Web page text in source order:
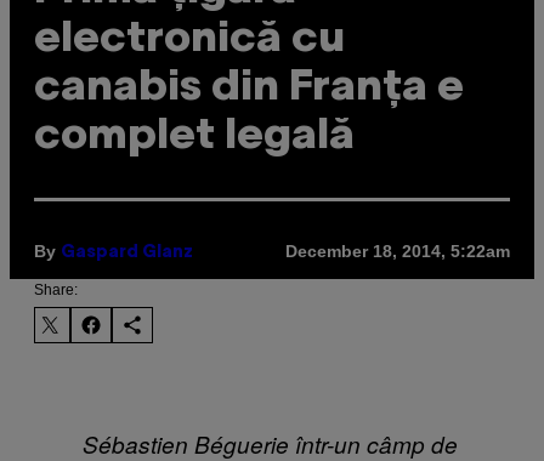
electronică cu
canabis din Franța e
complet legală
By Gaspard Glanz December 18, 2014, 5:22am
Share:
Sébastien Béguerie într-un câmp de